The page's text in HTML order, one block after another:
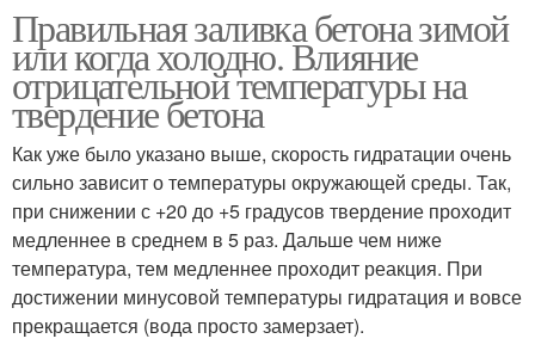
Правильная заливка бетона зимой
или когда холодно. Влияние
отрицательной температуры на
твердение бетона
Как уже было указано выше, скорость гидратации очень
сильно зависит о температуры окружающей среды. Так,
при снижении с +20 до +5 градусов твердение проходит
медленнее в среднем в 5 раз. Дальше чем ниже
температура, тем медленнее проходит реакция. При
достижении минусовой температуры гидратация и вовсе
прекращается (вода просто замерзает).